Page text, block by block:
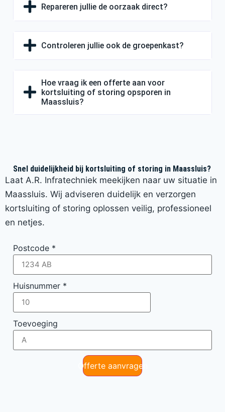
Repareren jullie de oorzaak direct?
Controleren jullie ook de groepenkast?
Hoe vraag ik een offerte aan voor
kortsluiting of storing opsporen in
Maassluis?
Snel duidelijkheid bij kortsluiting of storing in Maassluis?
Laat A.R. Infratechniek meekijken naar uw situatie in
Maassluis. Wij adviseren duidelijk en verzorgen
kortsluiting of storing oplossen veilig, professioneel
en netjes.
Postcode *
Huisnummer *
Toevoeging
Offerte aanvragen